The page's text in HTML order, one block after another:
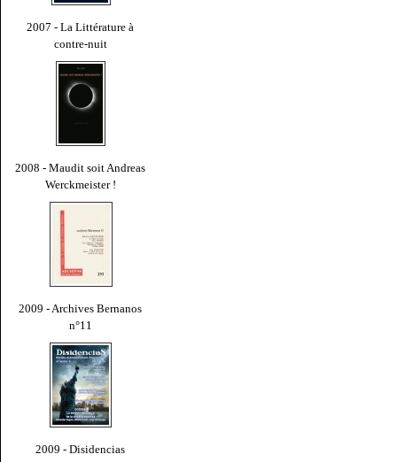
2007 - La Littérature à
contre-nuit
2008 - Maudit soit Andreas
Werckmeister !
2009 - Archives Bernanos
n°11
2009 - Disidencias